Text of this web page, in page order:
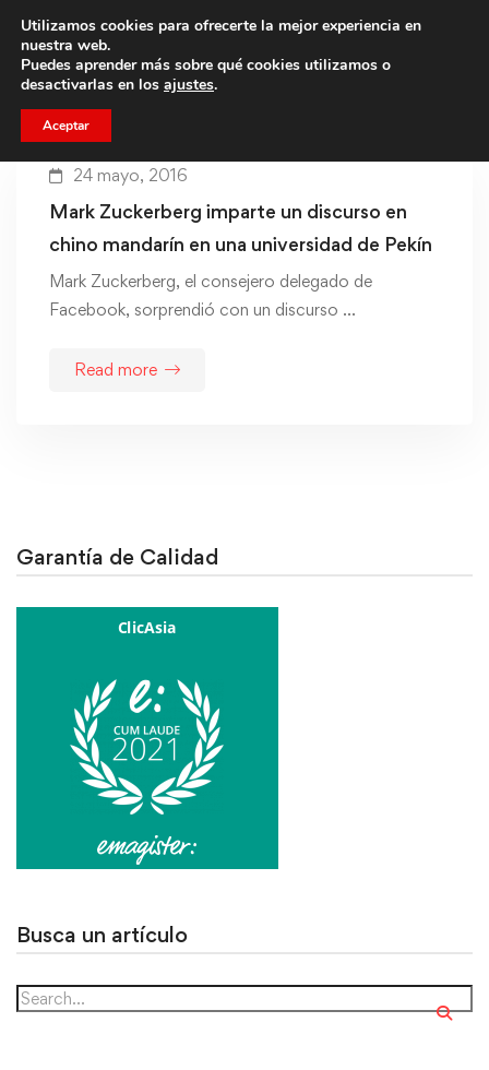
Trae a un amigo y llevaos un total de 75€ de descuento.
24 mayo, 2016
Mark Zuckerberg imparte un discurso en
chino mandarín en una universidad de Pekín
Mark Zuckerberg, el consejero delegado de
Facebook, sorprendió con un discurso …
Read more
Garantía de Calidad
Busca un artículo
Utilizamos cookies para ofrecerte la mejor experiencia en
nuestra web.
Puedes aprender más sobre qué cookies utilizamos o
desactivarlas en los ajustes.
Aceptar